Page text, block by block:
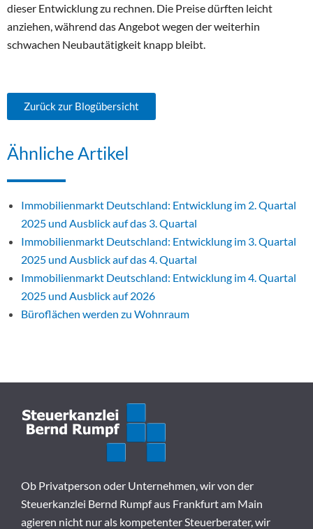
dieser Entwicklung zu rechnen. Die Preise dürften leicht
anziehen, während das Angebot wegen der weiterhin
schwachen Neubautätigkeit knapp bleibt.
Zurück zur Blogübersicht
Ähnliche Artikel
Immobilienmarkt Deutschland: Entwicklung im 2. Quartal
2025 und Ausblick auf das 3. Quartal
Immobilienmarkt Deutschland: Entwicklung im 3. Quartal
2025 und Ausblick auf das 4. Quartal
Immobilienmarkt Deutschland: Entwicklung im 4. Quartal
2025 und Ausblick auf 2026
Büroflächen werden zu Wohnraum
Ob Privatperson oder Unternehmen, wir von der
Steuerkanzlei Bernd Rumpf aus Frankfurt am Main
agieren nicht nur als kompetenter Steuerberater, wir